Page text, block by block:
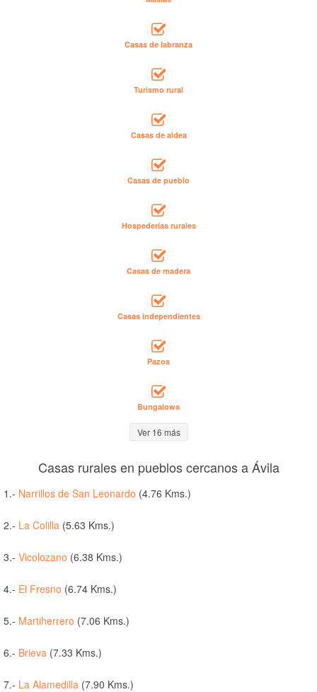
Casas de labranza
Turismo rural
Casas de aldea
Casas de pueblo
Hospederías rurales
Casas de madera
Casas independientes
Pazos
Bungalows
Ver 16 más
Casas rurales en pueblos cercanos a Ávila
1.- Narrillos de San Leonardo (4.76 Kms.)
2.- La Colilla (5.63 Kms.)
3.- Vicolozano (6.38 Kms.)
4.- El Fresno (6.74 Kms.)
5.- Martiherrero (7.06 Kms.)
6.- Brieva (7.33 Kms.)
7.- La Alamedilla (7.90 Kms.)